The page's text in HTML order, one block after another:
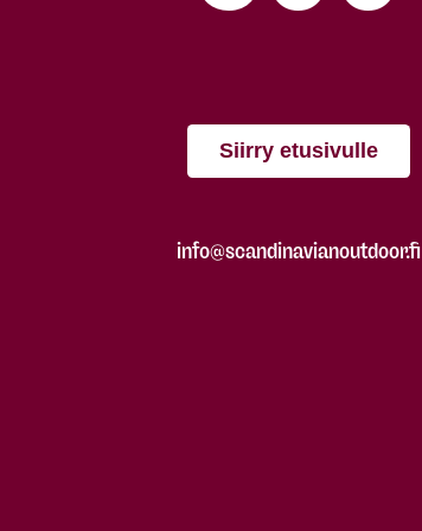
Siirry etusivulle
info@scandinavianoutdoor.fi